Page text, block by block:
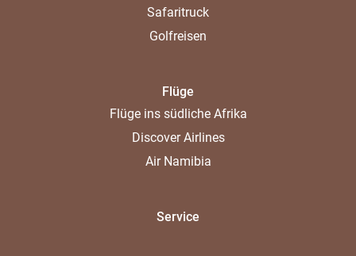
Safaritruck
Golfreisen
Flüge
Flüge ins südliche Afrika
Discover Airlines
Air Namibia
Service